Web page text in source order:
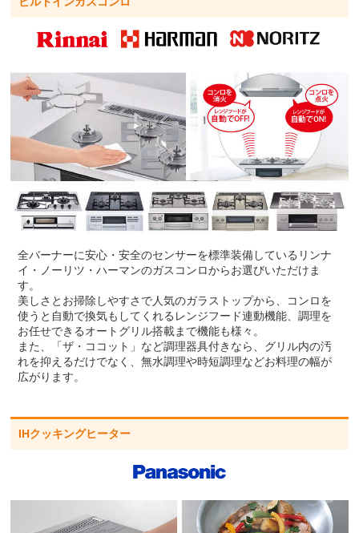
全バーナーに安心・安全のセンサーを標準装備しているリンナ
イ・ノーリツ・ハーマンのガスコンロからお選びいただけま
す。
美しさとお掃除しやすさで人気のガラストップから、コンロを
使うと自動で換気もしてくれるレンジフード連動機能、調理を
お任せできるオートグリル搭載まで機能も様々。
また、「ザ・ココット」など調理器具付きなら、グリル内の汚
れを抑えるだけでなく、無水調理や時短調理などお料理の幅が
広がります。
IHクッキングヒーター